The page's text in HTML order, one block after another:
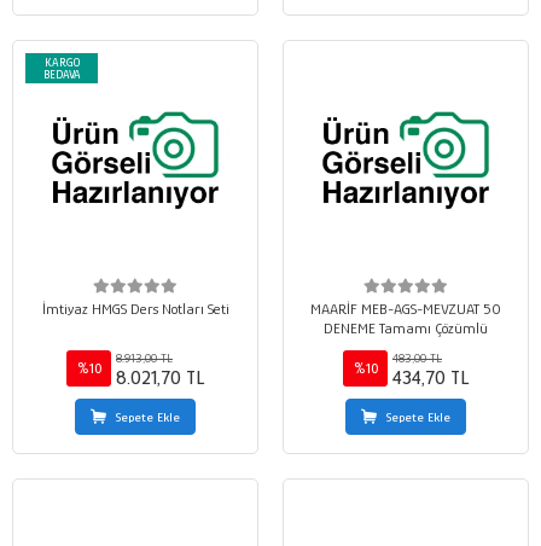
KARGO
BEDAVA
İmtiyaz HMGS Ders Notları Seti
%10
8.913,00 TL
8.021,70 TL
Sepete Ekle
MAARİF MEB-AGS-MEVZUAT 50
DENEME Tamamı Çözümlü
%10
483,00 TL
434,70 TL
Sepete Ekle